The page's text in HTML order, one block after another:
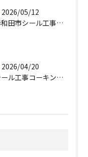
2026/05/12
岸和田市シール工事求人
2026/04/20
シール工事コーキング工事